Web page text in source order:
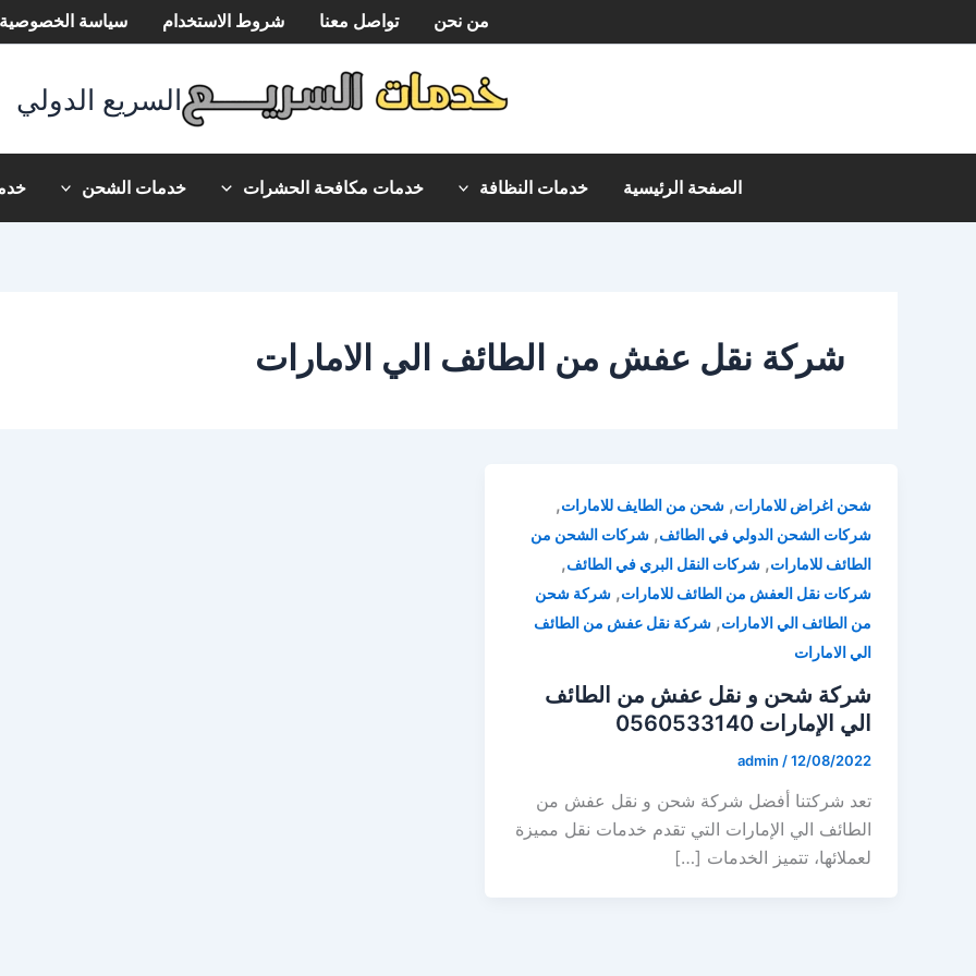
إلى
من نحن تواصل معنا شروط الاستخدام سياسة الخصوصية
السريع الدولي
الصفحة الرئيسية خدمات النظافة خدمات مكافحة الحشرات خدمات الشحن
شركة نقل عفش من الطائف الي الامارات
شحن اغراض للامارات, شحن من الطايف للامارات,
شركات الشحن الدولي في الطائف, شركات الشحن من
الطائف للامارات, شركات النقل البري في الطائف,
شركات نقل العفش من الطائف للامارات, شركة شحن
من الطائف الي الامارات, شركة نقل عفش من الطائف
الي الامارات
شركة شحن و نقل عفش من الطائف
الي الإمارات 0560533140
admin /12/08/2022
تعد شركتنا أفضل شركة شحن و نقل عفش من
الطائف الي الإمارات التي تقدم خدمات نقل مميزة
لعملائها، تتميز الخدمات […]